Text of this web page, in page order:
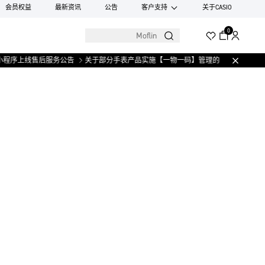
会员权益 最新资讯 公告 客户支持 关于CASIO
0
序上线售后服务公告 关于部分手表产品实施【一物一码】管理的公告